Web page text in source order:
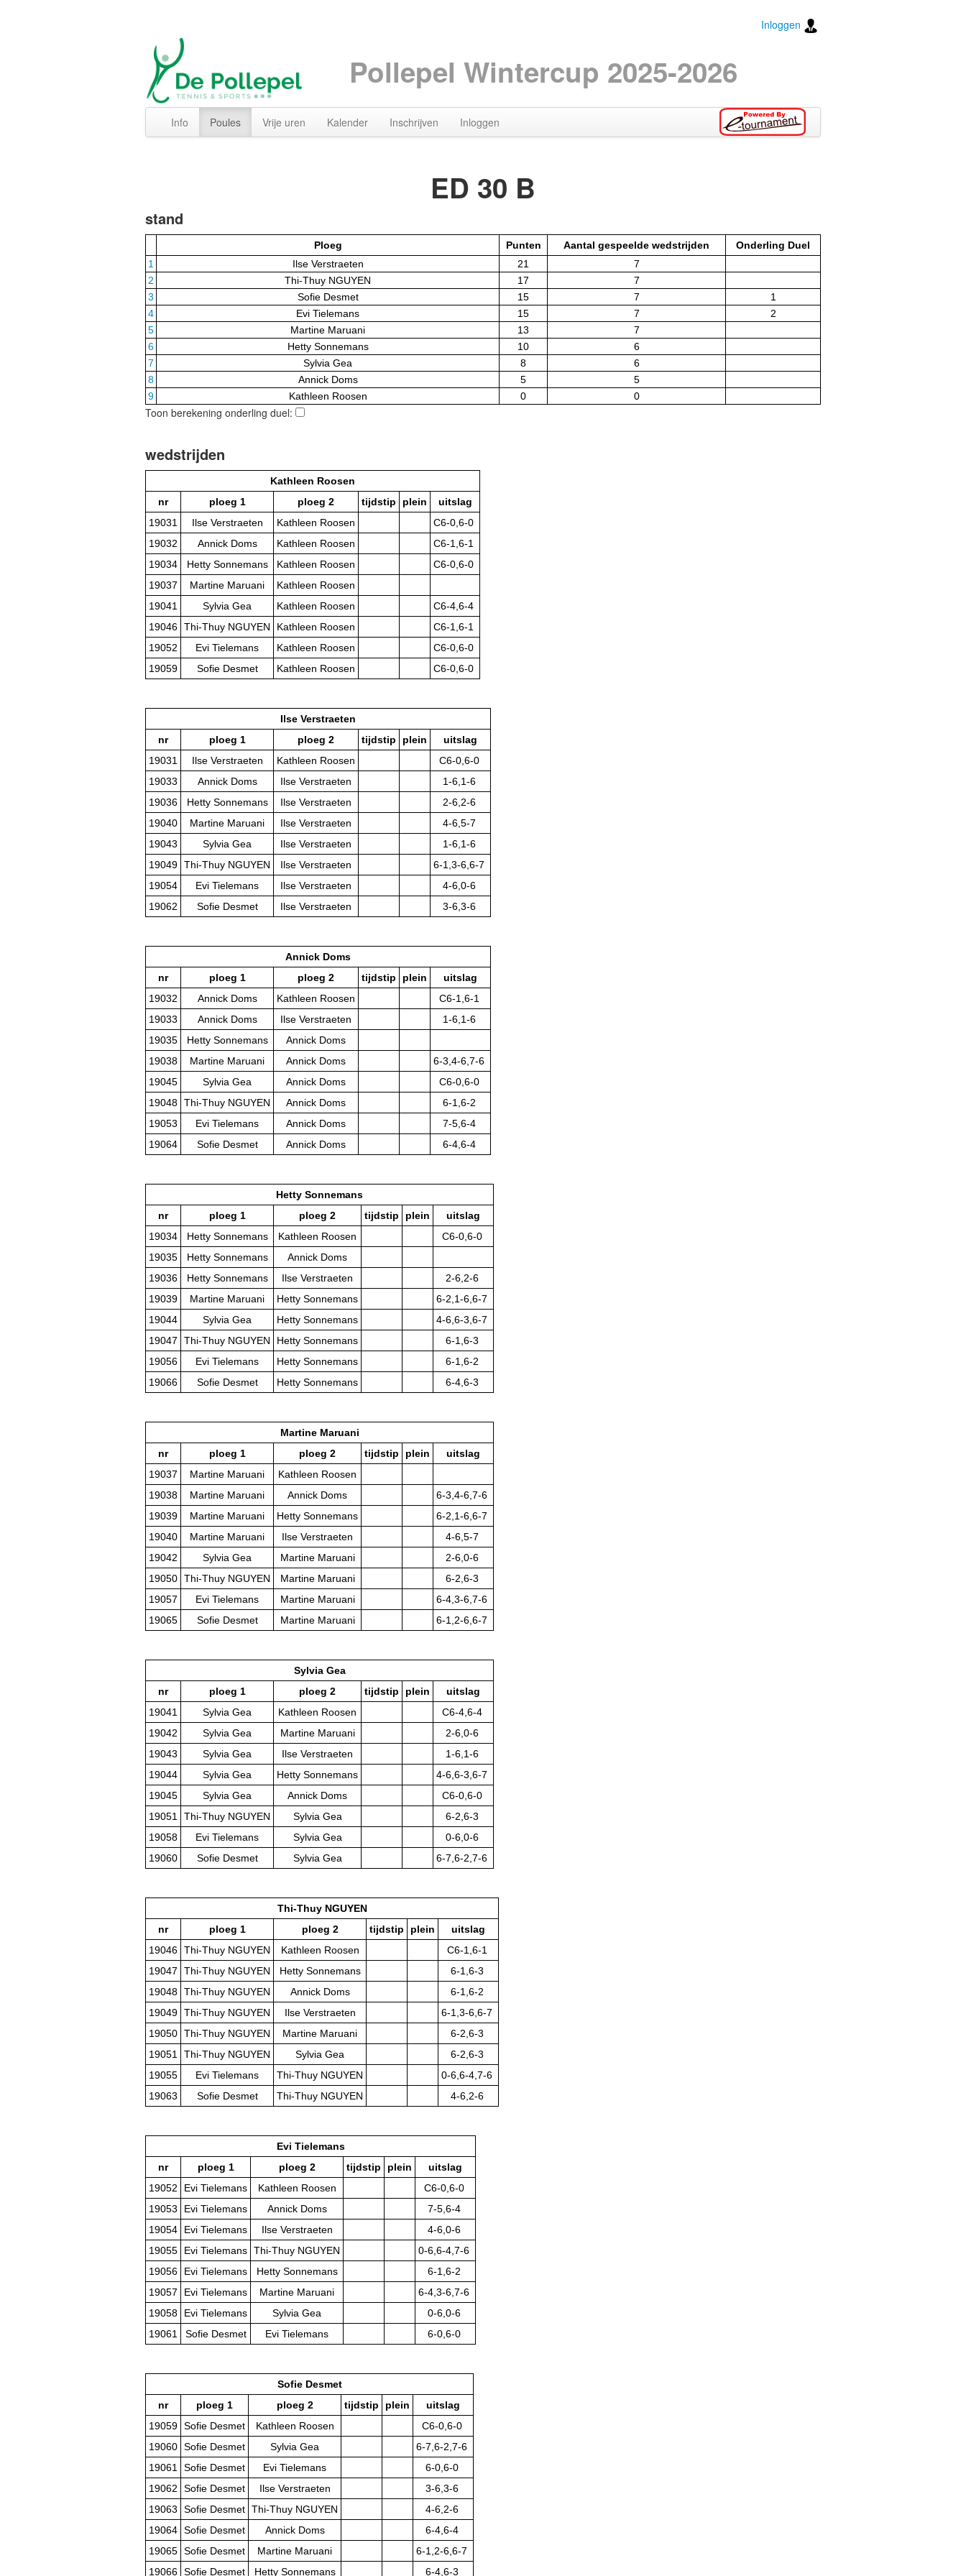
Inloggen
Pollepel Wintercup 2025-2026
Info Poules Vrije uren Kalender Inschrijven Inloggen
ED 30 B
stand
Ploeg Punten Aantal gespeelde wedstrijden
Onderling Duel
1
Ilse Verstraeten 21
7
2
Thi-Thuy NGUYEN 17
7
3
Sofie Desmet 15 7
1
4
Evi Tielemans 15 7
2
5
Martine Maruani 13
7
6
Hetty Sonnemans 10
6
7
Sylvia Gea 8
6
8
Annick Doms 5
5
9
Kathleen Roosen 0 0
Toon berekening onderling duel:
wedstrijden
Kathleen Roosen
nr
ploeg 1 ploeg 2 tijdstip plein
uitslag
19031
Ilse Verstraeten Kathleen Roosen
C6-0,6-0
19032
Annick Doms Kathleen Roosen
C6-1,6-1
19034
Hetty Sonnemans Kathleen Roosen
C6-0,6-0
19037
Martine Maruani
Kathleen Roosen
19041
Sylvia Gea Kathleen Roosen
C6-4,6-4
19046 Thi-Thuy NGUYEN Kathleen Roosen
C6-1,6-1
19052
Evi Tielemans Kathleen Roosen
C6-0,6-0
19059
Sofie Desmet Kathleen Roosen C6-0,6-0
Ilse Verstraeten
nr
ploeg 1 ploeg 2 tijdstip plein
uitslag
19031
Ilse Verstraeten Kathleen Roosen
C6-0,6-0
19033
Annick Doms Ilse Verstraeten
1-6,1-6
19036
Hetty Sonnemans Ilse Verstraeten
2-6,2-6
19040
Martine Maruani Ilse Verstraeten
4-6,5-7
19043
Sylvia Gea Ilse Verstraeten
1-6,1-6
19049 Thi-Thuy NGUYEN Ilse Verstraeten
6-1,3-6,6-7
19054
Evi Tielemans Ilse Verstraeten
4-6,0-6
19062
Sofie Desmet Ilse Verstraeten 3-6,3-6
Annick Doms
nr
ploeg 1 ploeg 2 tijdstip plein
uitslag
19032
Annick Doms Kathleen Roosen
C6-1,6-1
19033
Annick Doms Ilse Verstraeten
1-6,1-6
19035
Hetty Sonnemans
Annick Doms
19038
Martine Maruani Annick Doms
6-3,4-6,7-6
19045
Sylvia Gea Annick Doms
C6-0,6-0
19048 Thi-Thuy NGUYEN Annick Doms
6-1,6-2
19053
Evi Tielemans Annick Doms
7-5,6-4
19064
Sofie Desmet Annick Doms 6-4,6-4
Hetty Sonnemans
nr
ploeg 1 ploeg 2 tijdstip plein
uitslag
19034
Hetty Sonnemans Kathleen Roosen
C6-0,6-0
19035
Hetty Sonnemans
Annick Doms
19036
Hetty Sonnemans Ilse Verstraeten
2-6,2-6
19039
Martine Maruani Hetty Sonnemans
6-2,1-6,6-7
19044
Sylvia Gea Hetty Sonnemans
4-6,6-3,6-7
19047
Thi-Thuy NGUYEN Hetty Sonnemans
6-1,6-3
19056
Evi Tielemans Hetty Sonnemans
6-1,6-2
19066
Sofie Desmet Hetty Sonnemans 6-4,6-3
Martine Maruani
nr
ploeg 1 ploeg 2 tijdstip plein
uitslag
19037
Martine Maruani
Kathleen Roosen
19038
Martine Maruani Annick Doms
6-3,4-6,7-6
19039
Martine Maruani Hetty Sonnemans
6-2,1-6,6-7
19040
Martine Maruani Ilse Verstraeten
4-6,5-7
19042
Sylvia Gea Martine Maruani
2-6,0-6
19050 Thi-Thuy NGUYEN Martine Maruani
6-2,6-3
19057
Evi Tielemans Martine Maruani
6-4,3-6,7-6
19065
Sofie Desmet Martine Maruani 6-1,2-6,6-7
Sylvia Gea
nr
ploeg 1 ploeg 2 tijdstip plein
uitslag
19041
Sylvia Gea Kathleen Roosen
C6-4,6-4
19042
Sylvia Gea Martine Maruani
2-6,0-6
19043
Sylvia Gea Ilse Verstraeten
1-6,1-6
19044
Sylvia Gea Hetty Sonnemans
4-6,6-3,6-7
19045
Sylvia Gea Annick Doms
C6-0,6-0
19051 Thi-Thuy NGUYEN Sylvia Gea
6-2,6-3
19058
Evi Tielemans Sylvia Gea
0-6,0-6
19060
Sofie Desmet Sylvia Gea 6-7,6-2,7-6
Thi-Thuy NGUYEN
nr
ploeg 1 ploeg 2 tijdstip plein
uitslag
19046 Thi-Thuy NGUYEN Kathleen Roosen
C6-1,6-1
19047
Thi-Thuy NGUYEN Hetty Sonnemans
6-1,6-3
19048 Thi-Thuy NGUYEN Annick Doms
6-1,6-2
19049 Thi-Thuy NGUYEN Ilse Verstraeten
6-1,3-6,6-7
19050 Thi-Thuy NGUYEN Martine Maruani
6-2,6-3
19051 Thi-Thuy NGUYEN Sylvia Gea
6-2,6-3
19055
Evi Tielemans Thi-Thuy NGUYEN
0-6,6-4,7-6
19063
Sofie Desmet Thi-Thuy NGUYEN 4-6,2-6
Evi Tielemans
nr
ploeg 1 ploeg 2 tijdstip plein
uitslag
19052
Evi Tielemans Kathleen Roosen
C6-0,6-0
19053
Evi Tielemans Annick Doms
7-5,6-4
19054
Evi Tielemans Ilse Verstraeten
4-6,0-6
19055
Evi Tielemans Thi-Thuy NGUYEN
0-6,6-4,7-6
19056
Evi Tielemans Hetty Sonnemans
6-1,6-2
19057
Evi Tielemans Martine Maruani
6-4,3-6,7-6
19058
Evi Tielemans Sylvia Gea
0-6,0-6
19061
Sofie Desmet Evi Tielemans 6-0,6-0
Sofie Desmet
nr
ploeg 1 ploeg 2 tijdstip plein
uitslag
19059 Sofie Desmet Kathleen Roosen
C6-0,6-0
19060 Sofie Desmet Sylvia Gea
6-7,6-2,7-6
19061 Sofie Desmet Evi Tielemans
6-0,6-0
19062
Sofie Desmet Ilse Verstraeten
3-6,3-6
19063
Sofie Desmet Thi-Thuy NGUYEN
4-6,2-6
19064 Sofie Desmet Annick Doms
6-4,6-4
19065 Sofie Desmet Martine Maruani
6-1,2-6,6-7
19066 Sofie Desmet Hetty Sonnemans 6-4,6-3